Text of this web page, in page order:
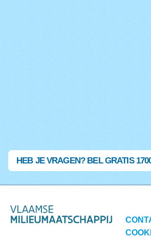
HEB JE VRAGEN? BEL GRATIS